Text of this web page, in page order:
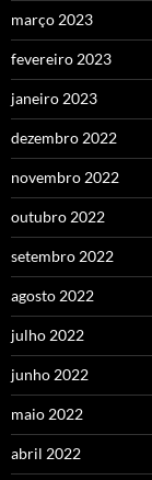
março 2023
fevereiro 2023
janeiro 2023
dezembro 2022
novembro 2022
outubro 2022
setembro 2022
agosto 2022
julho 2022
junho 2022
maio 2022
abril 2022